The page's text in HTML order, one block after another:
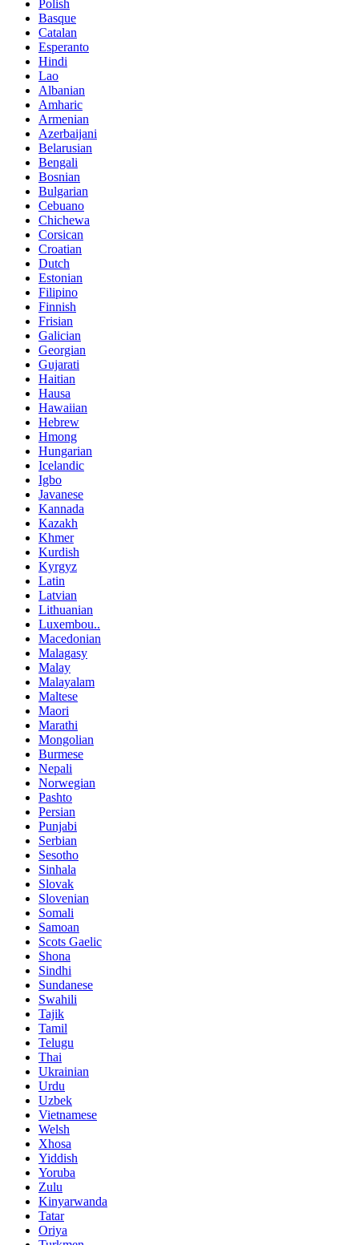
Polish
Basque
Catalan
Esperanto
Hindi
Lao
Albanian
Amharic
Armenian
Azerbaijani
Belarusian
Bengali
Bosnian
Bulgarian
Cebuano
Chichewa
Corsican
Croatian
Dutch
Estonian
Filipino
Finnish
Frisian
Galician
Georgian
Gujarati
Haitian
Hausa
Hawaiian
Hebrew
Hmong
Hungarian
Icelandic
Igbo
Javanese
Kannada
Kazakh
Khmer
Kurdish
Kyrgyz
Latin
Latvian
Lithuanian
Luxembou..
Macedonian
Malagasy
Malay
Malayalam
Maltese
Maori
Marathi
Mongolian
Burmese
Nepali
Norwegian
Pashto
Persian
Punjabi
Serbian
Sesotho
Sinhala
Slovak
Slovenian
Somali
Samoan
Scots Gaelic
Shona
Sindhi
Sundanese
Swahili
Tajik
Tamil
Telugu
Thai
Ukrainian
Urdu
Uzbek
Vietnamese
Welsh
Xhosa
Yiddish
Yoruba
Zulu
Kinyarwanda
Tatar
Oriya